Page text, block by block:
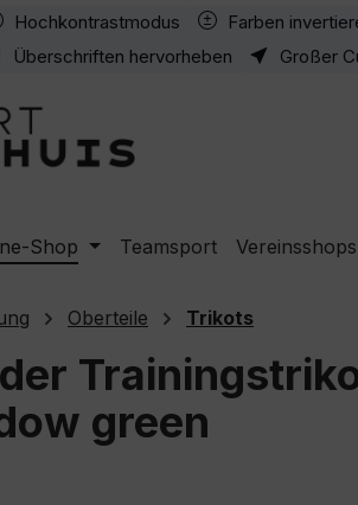
Hochkontrastmodus Farben
Überschriften hervorheben Großer
Shop Teamsport Vereinsshops
Oberteile Trikots
green